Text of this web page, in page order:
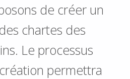
de créer un
chartes des
Le processus
permettra